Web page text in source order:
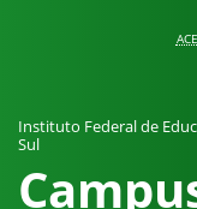
Instituto Federal de
Sul